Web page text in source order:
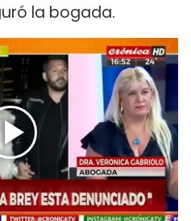
la bogada.